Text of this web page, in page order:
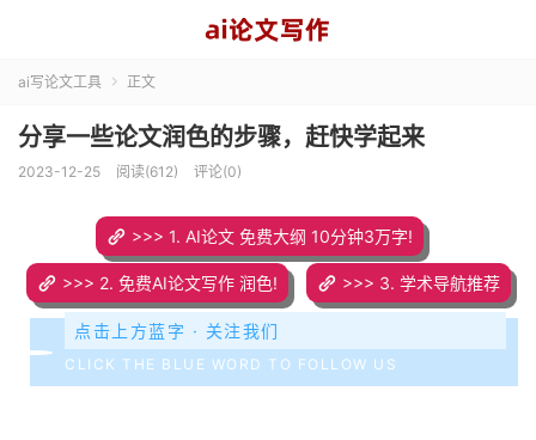
ai写论文工具  正文
分享一些论文润色的步骤，赶快学起来
2023-12-25 阅读(612) 评论(0)
>>> 1. AI论文 免费大纲 10分钟3万字!
>>> 2. 免费AI论文写作 润色! >>> 3. 学术导航推荐
点击上方蓝字 · 关注我们
CLICK THE BLUE WORD TO FOLLOW US